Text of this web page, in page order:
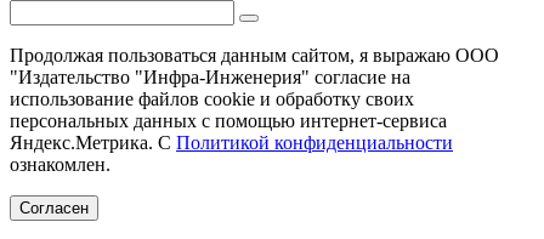
Продолжая пользоваться данным сайтом, я выражаю ООО
"Издательство "Инфра-Инженерия" согласие на
использование файлов cookie и обработку своих
персональных данных с помощью интернет-сервиса
Яндекс.Метрика. С Политикой конфиденциальности
ознакомлен.
Согласен